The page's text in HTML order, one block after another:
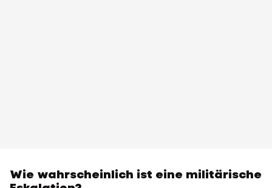
Wie wahrscheinlich ist eine militärische